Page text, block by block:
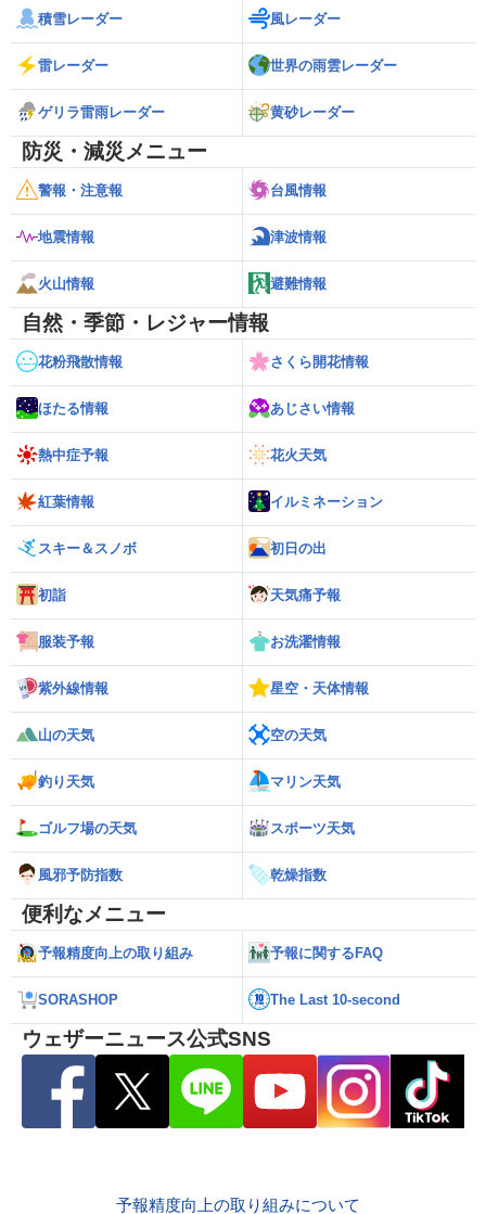
積雪レーダー 風レーダー
雷レーダー 世界の雨雲レーダー
ゲリラ雷雨レーダー 黄砂レーダー
防災・減災メニュー
警報・注意報 台風情報
地震情報 津波情報
火山情報 避難情報
自然・季節・レジャー情報
花粉飛散情報 さくら開花情報
ほたる情報 あじさい情報
熱中症予報 花火天気
紅葉情報 イルミネーション
スキー＆スノボ 初日の出
初詣 天気痛予報
服装予報 お洗濯情報
紫外線情報 星空・天体情報
山の天気 空の天気
釣り天気 マリン天気
ゴルフ場の天気 スポーツ天気
風邪予防指数 乾燥指数
便利なメニュー
予報精度向上の取り組み 予報に関するFAQ
SORASHOP The Last 10-second
ウェザーニュース公式SNS
予報精度向上の取り組みについて